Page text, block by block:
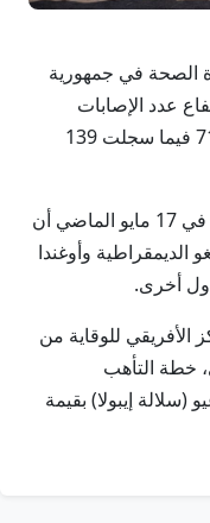
وزارة الصحة في جمهورية
عدد الإصابات
المؤكدة بفيروس إيبولا في البلاد إلى 710 فيما سجلت 139
كانت منظمة الصحة العالمية قد أعلنت في 17 مايو الماضي أن
وأوغندا
أخرى.
الأفريقي للوقاية من
يونيو الجاري، خطة التأهب
(سلالة إيبولا) بقيمة